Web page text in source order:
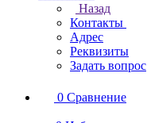
Назад
Контакты
Адрес
Реквизиты
Задать вопрос
0 Сравнение